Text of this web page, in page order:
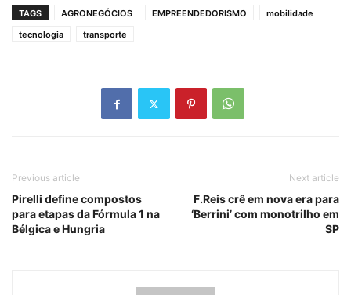
TAGS AGRONEGÓCIOS EMPREENDEDORISMO
mobilidade
tecnologia
transporte
Previous article
Pirelli define compostos
para etapas da Fórmula 1 na
Bélgica e Hungria
Next article
F.Reis crê em nova era para
‘Berrini’ com monotrilho em
SP